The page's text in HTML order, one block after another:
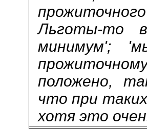
Льготы-то
минимум';
положено,
что при
хотя это